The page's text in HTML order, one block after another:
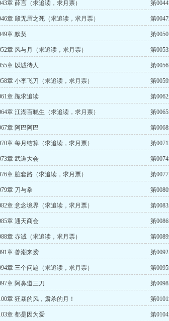
章 薛言（求追读，求月票） 第
章 殷无眉之死（求追读，求月票） 第
章 默契 第
章 风与月（求追读，求月票） 第
章 以诚待人 第
章 小李飞刀（求追读，求月票） 第
章 跪求追读 第
章 江湖百晓生（求追读，求月票） 第
章 阿巴阿巴 第
章 每月结算（求追读，求月票） 第
章 武道大会 第
章 脏套路（求追读，求月票） 第
章 刀与拳 第
章 意念境界（求追读，求月票） 第
章 通天商会 第
章 赤诚（求追读，求月票） 第
章 兽潮来袭 第
章 三个问题（求追读，求月票） 第
章 阿鼻道三刀 第
章 狂暴的风，肃杀的月！ 第
章 都是因为爱 第